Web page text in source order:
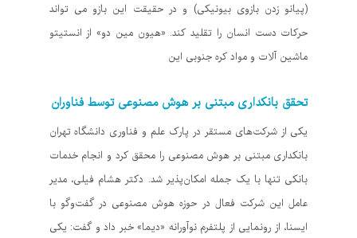
(پیانو زدن بازوی بیونیکی) و در حقیقت این بازو می تواند
حرکات دست انسان را تقلید کند. «هیون مین دو» از انستیتو
ماشین آلات و مواد کره جنوبی این
تحقق بانکداری مبتنی بر هوش مصنوعی توسط فناوران
یکی از شرکت‌های مستقر در پارک علم و فناوری دانشگاه تهران
بانکداری مبتنی بر هوش مصنوعی را محقق کرد و انجام خدمات
بانکی تنها با یک جمله امکان‌پذیر شد. دکتر هشام فیلی، مدیر
عامل این شرکت فعال در حوزه هوش مصنوعی در گفت‌وگو با
ایسنا، از رونمایی از پلتفرم نوآورانه «دیما» خبر داد و گفت: یکی